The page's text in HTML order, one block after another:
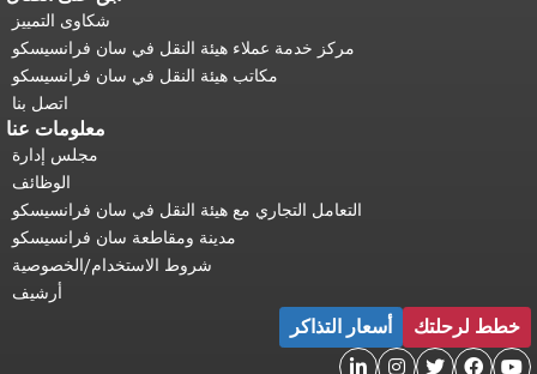
شكاوى التمييز
مركز خدمة عملاء هيئة النقل في سان فرانسيسكو
مكاتب هيئة النقل في سان فرانسيسكو
اتصل بنا
معلومات عنا
مجلس إدارة
الوظائف
التعامل التجاري مع هيئة النقل في سان فرانسيسكو
مدينة ومقاطعة سان فرانسيسكو
شروط الاستخدام/الخصوصية
أرشيف
خطط لرحلتك أسعار التذاكر




